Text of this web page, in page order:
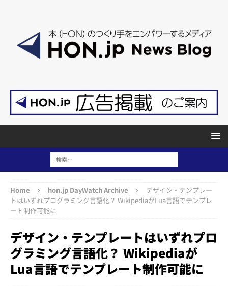
Home hon.jp DayWatch Archive
デザイン・テンプレー
トはいずれプログラミング言語化？ WikipediaがLua言語でテンプレ
ート制作可能に
デザイン・テンプレートはいずれプロ
グラミング言語化？ Wikipediaが
Lua言語でテンプレート制作可能に